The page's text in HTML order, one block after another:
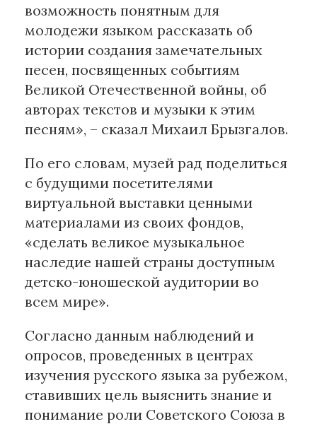
возможность понятным для
молодежи языком рассказать об
истории создания замечательных
песен, посвященных событиям
Великой Отечественной войны, об
авторах текстов и музыки к этим
песням», – сказал Михаил Брызгалов.
По его словам, музей рад поделиться
с будущими посетителями
виртуальной выставки ценными
материалами из своих фондов,
«сделать великое музыкальное
наследие нашей страны доступным
детско-юношеской аудитории во
всем мире».
Согласно данным наблюдений и
опросов, проведенных в центрах
изучения русского языка за рубежом,
ставивших цель выяснить знание и
понимание роли Советского Союза в